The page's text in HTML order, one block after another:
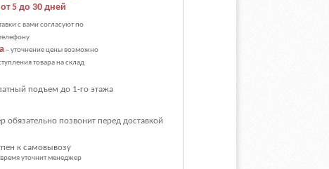
5 до 30 дней
с вами согласуют по
– уточнение цены возможно
товара на склад
подъем до 1-го этажа
обязательно позвонит перед доставкой
к самовывозу
время уточнит менеджер